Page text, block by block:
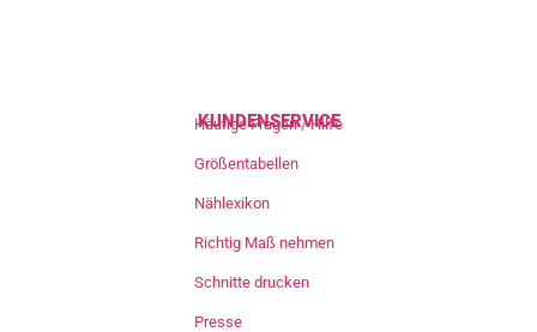
KUNDENSERVICE
Häufige Fragen / Hilfe
Größentabellen
Nählexikon
Richtig Maß nehmen
Schnitte drucken
Presse